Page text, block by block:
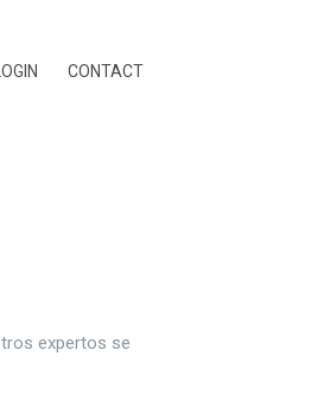
LOGIN CONTACT
expertos se